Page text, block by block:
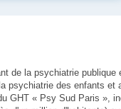
de la psychiatrie
psychiatrie des enfants et
GHT « Psy Sud Paris »,